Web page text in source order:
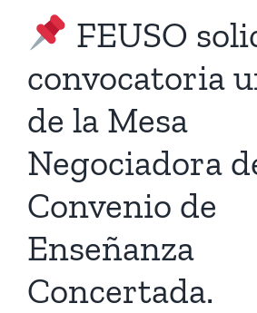
FEUSO
convocatoria
de la Mesa
Negociadora
Convenio de
Enseñanza
Concertada.